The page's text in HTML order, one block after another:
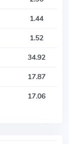
1.44
1.52
34.92
17.87
17.06